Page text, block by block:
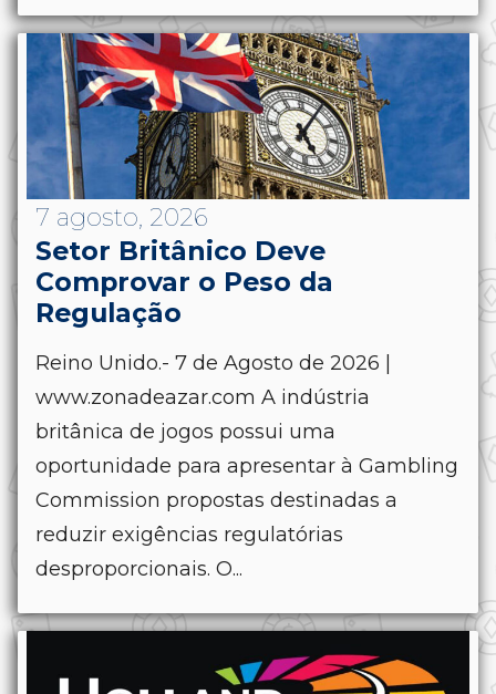
7 agosto, 2026
Setor Britânico Deve
Comprovar o Peso da
Regulação
Reino Unido.- 7 de Agosto de 2026 |
www.zonadeazar.com A indústria
britânica de jogos possui uma
oportunidade para apresentar à Gambling
Commission propostas destinadas a
reduzir exigências regulatórias
desproporcionais. O...